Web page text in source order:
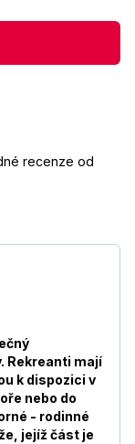
recenze od
Rekreanti mají
k dispozici v
nebo do
- rodinné
jejíž část je